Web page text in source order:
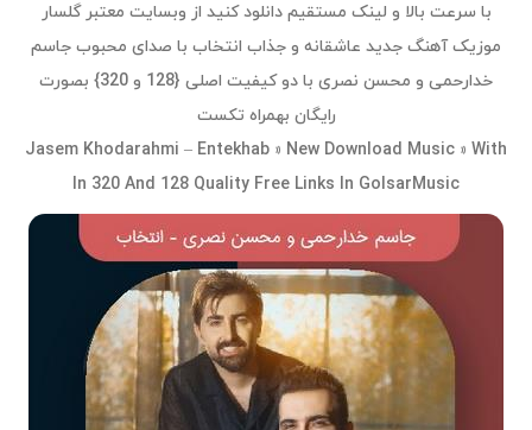
با سرعت بالا و لینک مستقیم دانلود کنید از وبسایت معتبر گلسار
موزیک آهنگ جدید عاشقانه و جذاب انتخاب با صدای محبوب جاسم
خدارحمی و محسن نصری با دو کیفیت اصلی {128 و 320} بصورت
رایگان بهمراه تکست
Jasem Khodarahmi – Entekhab » New Download Music » With
In 320 And 128 Quality Free Links In GolsarMusic